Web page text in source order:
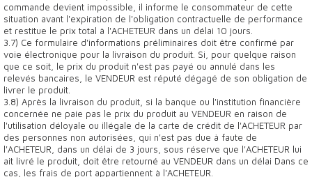
commande devient impossible, il informe le consommateur de cette
situation avant l'expiration de l'obligation contractuelle de performance
et restitue le prix total à l'ACHETEUR dans un délai 10 jours.
3.7) Ce formulaire d'informations préliminaires doit être confirmé par
voie électronique pour la livraison du produit. Si, pour quelque raison
que ce soit, le prix du produit n'est pas payé ou annulé dans les
relevés bancaires, le VENDEUR est réputé dégagé de son obligation de
livrer le produit.
3.8) Après la livraison du produit, si la banque ou l'institution financière
concernée ne paie pas le prix du produit au VENDEUR en raison de
l'utilisation déloyale ou illégale de la carte de crédit de l'ACHETEUR par
des personnes non autorisées, qui n'est pas due à faute de
l'ACHETEUR, dans un délai de 3 jours, sous réserve que l'ACHETEUR lui
ait livré le produit, doit être retourné au VENDEUR dans un délai Dans ce
cas, les frais de port appartiennent à l'ACHETEUR.